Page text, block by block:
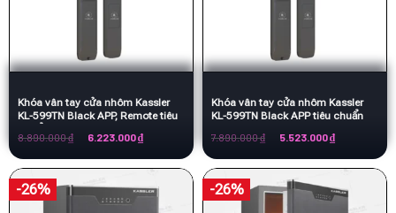
Khóa vân tay cửa nhôm Kassler
KL-599TN Black APP, Remote tiêu
8.890.000₫
Giá
là:
8.890.000 ₫.
6.223.000₫Giá
hiện
tại
là:
6.223.000 ₫.
Khóa vân tay cửa nhôm Kassler
KL-599TN Black APP tiêu chuẩn
7.890.000₫
Giá
là:
7.890.000 ₫.
5.523.000₫Giá
hiện
tại
là:
5.523.000 ₫.
-26% -26%